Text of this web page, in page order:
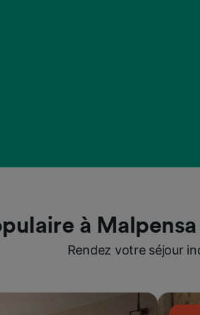
à
Rendez votre séjour